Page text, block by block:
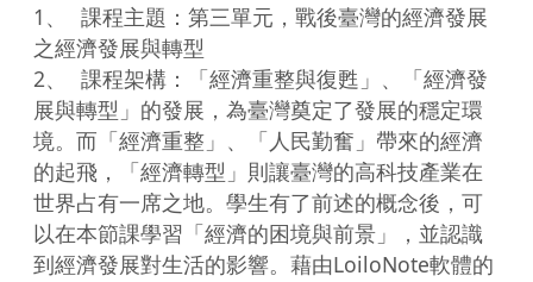
1、	課程主題：第三單元，戰後臺灣的經濟發展
之經濟發展與轉型
2、	課程架構：「經濟重整與復甦」、「經濟發
展與轉型」的發展，為臺灣奠定了發展的穩定環
境。而「經濟重整」、「人民勤奮」帶來的經濟
的起飛，「經濟轉型」則讓臺灣的高科技產業在
世界占有一席之地。學生有了前述的概念後，可
以在本節課學習「經濟的困境與前景」，並認識
到經濟發展對生活的影響。藉由LoiloNote軟體的